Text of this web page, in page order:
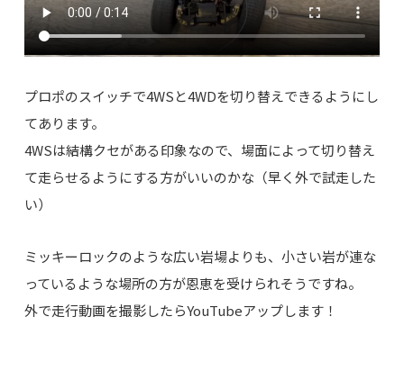
プロポのスイッチで4WSと4WDを切り替えできるようにし
てあります。
4WSは結構クセがある印象なので、場面によって切り替え
て走らせるようにする方がいいのかな（早く外で試走した
い）
ミッキーロックのような広い岩場よりも、小さい岩が連な
っているような場所の方が恩恵を受けられそうですね。
外で走行動画を撮影したらYouTubeアップします！